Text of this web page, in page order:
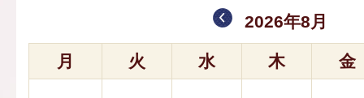
2026年8月
月 火 水 木 金